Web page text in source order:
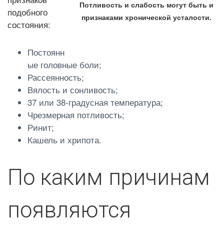
Потливость и слабость могут быть и
признаками хронической усталости.
подобного
состояния:
Постоянн
ые головные боли;
Рассеянность;
Вялость и сонливость;
37 или 38-градусная температура;
Чрезмерная потливость;
Ринит;
Кашель и хрипота.
По каким причинам
появляются